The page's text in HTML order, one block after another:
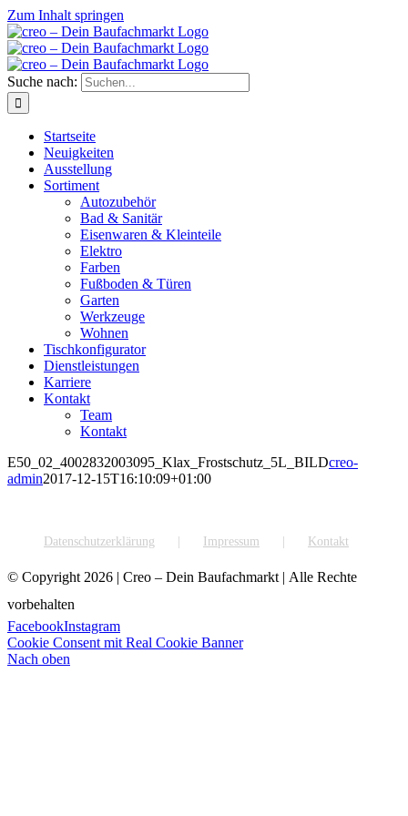
Zum Inhalt springen
Suche nach:
Startseite
Neuigkeiten
Ausstellung
Sortiment
Autozubehör
Bad & Sanitär
Eisenwaren & Kleinteile
Elektro
Farben
Fußboden & Türen
Garten
Werkzeuge
Wohnen
Tischkonfigurator
Dienstleistungen
Karriere
Kontakt
Team
Kontakt
E50_02_4002832003095_Klax_Frostschutz_5L_BILDcreo-
admin2017-12-15T16:10:09+01:00
Datenschutzerklärung Impressum Kontakt
© Copyright 2026 | Creo – Dein Baufachmarkt | Alle Rechte
vorbehalten
FacebookInstagram
Cookie Consent mit Real Cookie Banner
Nach oben